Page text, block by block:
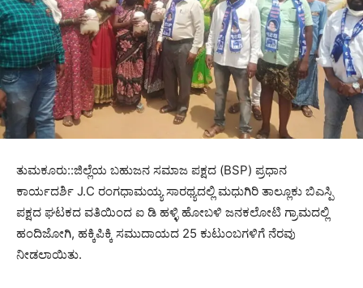
ತುಮಕೂರು::ಜಿಲ್ಲೆಯ ಬಹುಜನ ಸಮಾಜ ಪಕ್ಷದ (BSP) ಪ್ರಧಾನ
ಕಾರ್ಯದರ್ಶಿ J.C ರಂಗಧಾಮಯ್ಯ ಸಾರಥ್ಯದಲ್ಲಿ ಮಧುಗಿರಿ ತಾಲ್ಲೂಕು ಬಿಎಸ್ಪಿ
ಪಕ್ಷದ ಘಟಕದ ವತಿಯಿಂದ ಐ ಡಿ ಹಳ್ಳಿ ಹೋಬಳಿ ಜನಕಲೋಟಿ ಗ್ರಾಮದಲ್ಲಿ
ಹಂದಿಜೋಗಿ, ಹಕ್ಕಿಪಿಕ್ಕಿ ಸಮುದಾಯದ 25 ಕುಟುಂಬಗಳಿಗೆ ನೆರವು
ನೀಡಲಾಯಿತು.